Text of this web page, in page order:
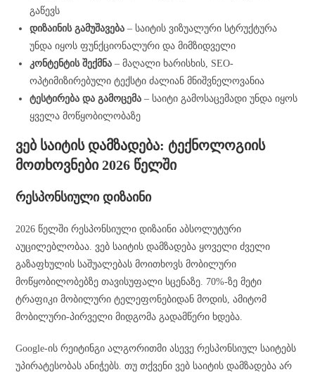
გაწევს
დიზაინის გამუშავება – საიტის ვიზუალური სტრუქტურა
უნდა იყოს ფუნქციონალური და მიმზიდველი
კონტენტის შექმნა – მაღალი ხარისხის, SEO-
ოპტიმიზირებული ტექსტი ძალიან მნიშვნელოვანია
ტესტირება და გამოცემა – საიტი გამოსაცემადი უნდა იყოს
ყველა მოწყობილობაზე
ვებ საიტის დამზადება: ტექნოლოგიის
მოთხოვნები 2026 წელში
რესპონსიული დიზაინი
2026 წელში რესპონსიული დიზაინი აბსოლუტური
აუცილებლობაა. ვებ საიტის დამზადება ყოველი ძველი
გაზაფხულის საშუალებას მოითხოვს მობილური
მოწყობილობებზე თავისუფალი სცენაზე. 70%-ზე მეტი
ტრაფიკი მობილური ტელეფონებიდან მოდის, ამიტომ
მობილური-პირველი მიდგომა გადამწერი ხდება.
Google-ის რეიტინგი ალგორითმი ასევე რესპონსიულ საიტებს
უპირატესობას ანიჭებს. თუ თქვენი ვებ საიტის დამზადება არ